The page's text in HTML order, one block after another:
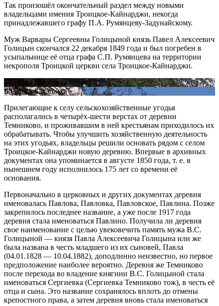
Так произошёл окончательный раздел между новыми
владельцами имения Троицкое-Кайнарджи, некогда
принадлежавшего графу П.А. Румянцеву-Задунайскому.
Муж Варвары Сергеевны Голицыной князь Павел Алексеевич
Голицын скончался 22 декабря 1849 года и был погребен в
усыпальнице её отца графа С.П. Румянцева на территории
некрополя Троицкой церкви села Троицкое-Кайнарджи.
Большая Балашиха
Большая Балашиха
Прилегающие к селу сельскохозяйственные угодья
располагались в четырёх-шести верстах от деревни
Темниково, и проживавшим в ней крестьянам приходилось их
обрабатывать. Чтобы улучшить хозяйственную деятельность
на этих угодьях, владельцы решили основать рядом с селом
Троицкое-Кайнарджи новую деревню. Впервые в архивных
документах она упоминается в августе 1850 года, т. е. в
нынешнем году исполнилось 175 лет со времени её
основания.
Первоначально в церковных и других документах деревня
именовалась Павлова, Павловка, Павловское, Павлина. Позже
закрепилось последнее название, а уже после 1917 года
деревня стала именоваться Павлино. Получила ли деревня
свое наименование с целью увековечить память мужа В.С.
Голицыной — князя Павла Алексеевича Голицына или же
была названа в честь младшего из их сыновей, Павла
(04.01.1828 — 10.04.1882), доподлинно неизвестно, но первое
предположение наиболее вероятно. Деревня же Темниково
после перехода во владение княгини В.С. Голицыной стала
именоваться Сергиевка (Сергиевка Темниково тож), в честь её
отца и сына. Это название сохранялось вплоть до отмены
крепостного права, а затем деревня вновь стала именоваться